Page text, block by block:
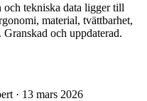
och tekniska data ligger till
material, tvättbarhet,
och uppdaterad.
· 13 mars 2026